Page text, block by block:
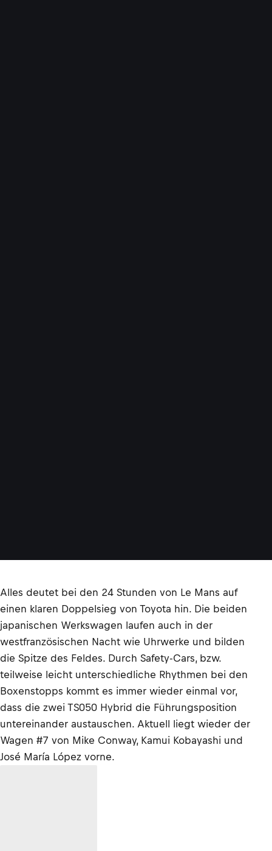
Alles deutet bei den 24 Stunden von Le Mans auf
einen klaren Doppelsieg von Toyota hin. Die beiden
japanischen Werkswagen laufen auch in der
westfranzösischen Nacht wie Uhrwerke und bilden
die Spitze des Feldes. Durch Safety-Cars, bzw.
teilweise leicht unterschiedliche Rhythmen bei den
Boxenstopps kommt es immer wieder einmal vor,
dass die zwei TS050 Hybrid die Führungsposition
untereinander austauschen. Aktuell liegt wieder der
Wagen #7 von Mike Conway, Kamui Kobayashi und
José María López vorne.